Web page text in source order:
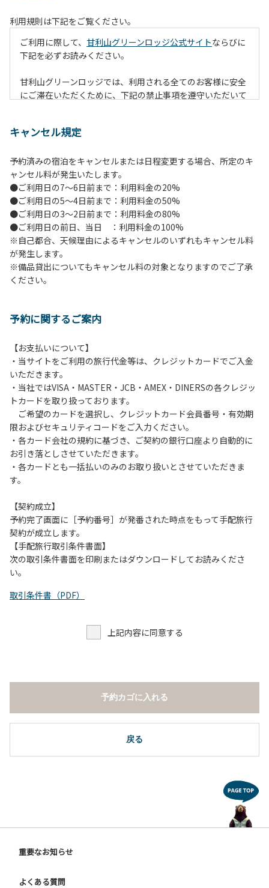
利用規則は下記をご覧ください。
ご利用に際して、 甘利山グリーンロッジ公式サイトならびに
下記を必ずお読みください。
甘利山グリーンロッジでは、利用される全てのお客様に安全
にご滞在いただくために、下記の禁止事項を遵守いただいて
１.地面での直火による焚火等の火を使う行為
２.防火シートの未設置や消火対策を行わずに火を使う行為
（防火シートや消火グッズ等は無償で貸出します。）
３.夜間を通しての火の利用（消灯時間には原則、完全消火）
４.所定の場所以外での火の利用（喫煙含む）
５.強風時の野外での火の利用（管理者判断となります。）
６.花火
７.周囲に迷惑となるような行為（夜間の大声での談笑等）や
他人に嫌悪感を与えるような行為はお止めください。
８.ごみの投棄
オートキャンプサイトはペット同伴でご利用が可能です。な
おペットを同伴する場合、下記事項を遵守ください。
１.施設内での、ペットのノーリードは禁止です。
２.糞尿の放置は禁止です。飼い主が責任を持って処理してく
ださい。
３.ペットの無駄吠え等の行為が、他の利用者の迷惑になると
判断した場合、ご利用をお断りする場合があります。
キャンセル規定
予約済みの宿泊をキャンセルまたは日程変更する場合、所定のキ
ャンセル料が発生いたします。
●ご利用日の7～6日前まで：利用料金の20%
●ご利用日の5～4日前まで：利用料金の50%
●ご利用日の3～2日前まで：利用料金の80%
●ご利用日の前日、当日 ：利用料金の100%
※自己都合、天候理由によるキャンセルのいずれもキャンセル料
が発生します。
※備品貸出についてもキャンセル料の対象となりますのでご了承
ください。
予約に関するご案内
【お支払いについて】
・当サイトをご利用の旅行代金等は、クレジットカードでご入金
いただきます。
・当社ではVISA・MASTER・JCB・AMEX・DINERSの各クレジッ
トカードを取り扱っております。
ご希望のカードを選択し、クレジットカード会員番号・有効期
限およびセキュリティコードをご入力ください。
・各カード会社の規約に基づき、ご契約の銀行口座より自動的に
お引き落としさせていただきます。
・各カードとも一括払いのみのお取り扱いとさせていただきま
す。
【契約成立】
予約完了画面に［予約番号］が発番された時点をもって手配旅行
契約が成立します。
【手配旅行取引条件書面】
次の取引条件書面を印刷またはダウンロードしてお読みくださ
い。
取引条件書（PDF）
上記内容に同意する
戻る
予約カゴに入れる
重要なお知らせ
よくある質問